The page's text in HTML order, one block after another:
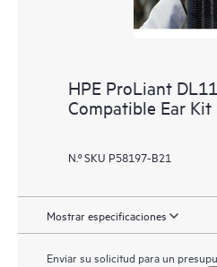
HPE ProLiant
Compatible Ear Kit
N.º SKU P58197-B21
Mostrar especificaciones
Enviar su solicitud para un